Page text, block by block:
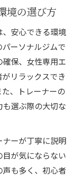
境の選び方
安心できる環境
ーソナルジムで
保、女性専用エ
リラックスでき
、トレーナーの
選ぶ際の大切な
ナーが丁寧に説明
が気にならない
も多く、初心者